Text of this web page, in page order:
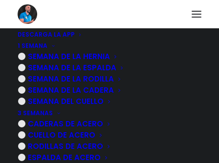
DESCARGA LA APP
1 SEMANA
SEMANA DE LA HERNIA
SEMANA DE LA ESPALDA
SEMANA DE LA RODILLA
SEMANA DE LA CADERA
SEMANA DEL CUELLO
3 SEMANAS
CADERAS DE ACERO
CUELLO DE ACERO
RODILLAS DE ACERO
ESPALDA DE ACERO
Nothing Found
It seems we can’t find what you’re looking for.
Perhaps searching can help.